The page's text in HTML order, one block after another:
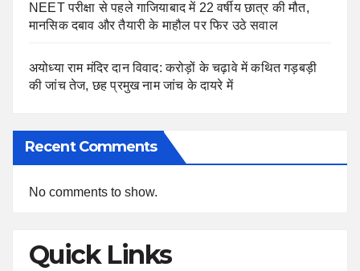
NEET परीक्षा से पहले गाजियाबाद में 22 वर्षीय छात्र की मौत,
मानसिक दबाव और तैयारी के माहौल पर फिर उठे सवाल
अयोध्या राम मंदिर दान विवाद: करोड़ों के चढ़ावे में कथित गड़बड़ी
की जांच तेज, छह प्रमुख नाम जांच के दायरे में
Recent Comments
No comments to show.
Quick Links